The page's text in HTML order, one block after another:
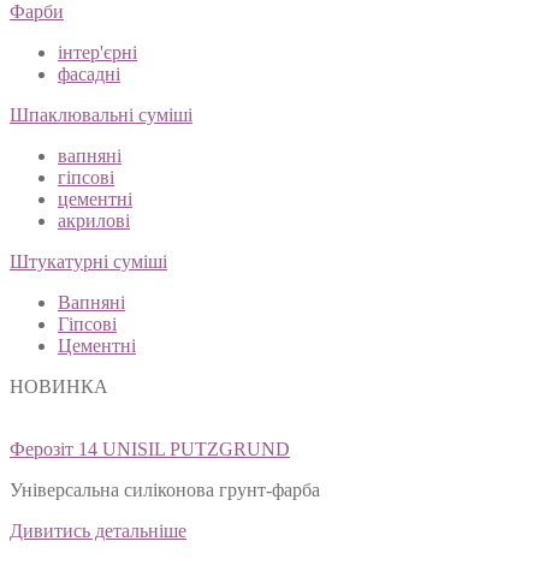
Фарби
інтер'єрні
фасадні
Шпаклювальні суміші
вапняні
гіпсові
цементні
акрилові
Штукатурні суміші
Вапняні
Гіпсові
Цементні
НОВИНКА
Ферозіт 14 UNISIL PUTZGRUND
Універсальна силіконова грунт-фарба
Дивитись детальніше